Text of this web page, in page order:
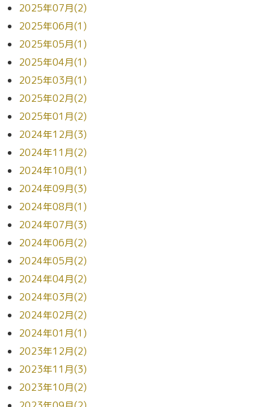
2025年07月(2)
2025年06月(1)
2025年05月(1)
2025年04月(1)
2025年03月(1)
2025年02月(2)
2025年01月(2)
2024年12月(3)
2024年11月(2)
2024年10月(1)
2024年09月(3)
2024年08月(1)
2024年07月(3)
2024年06月(2)
2024年05月(2)
2024年04月(2)
2024年03月(2)
2024年02月(2)
2024年01月(1)
2023年12月(2)
2023年11月(3)
2023年10月(2)